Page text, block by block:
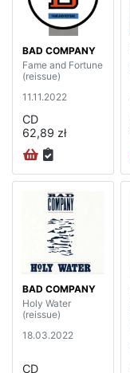
BAD COMPANY
Fame and Fortune
(reissue)
11.11.2022
CD
62,89 zł
BAD COMPANY
Holy Water
(reissue)
18.03.2022
CD